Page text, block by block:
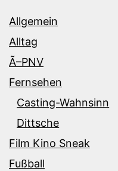
Allgemein
Alltag
Ã–PNV
Fernsehen
Casting-Wahnsinn
Dittsche
Film Kino Sneak
Fußball